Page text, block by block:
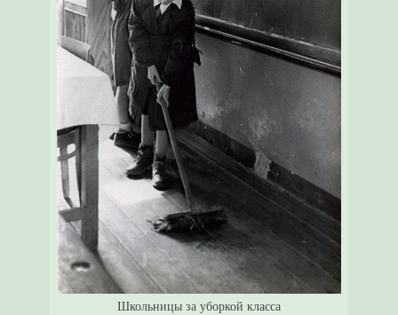
Школьницы за уборкой класса